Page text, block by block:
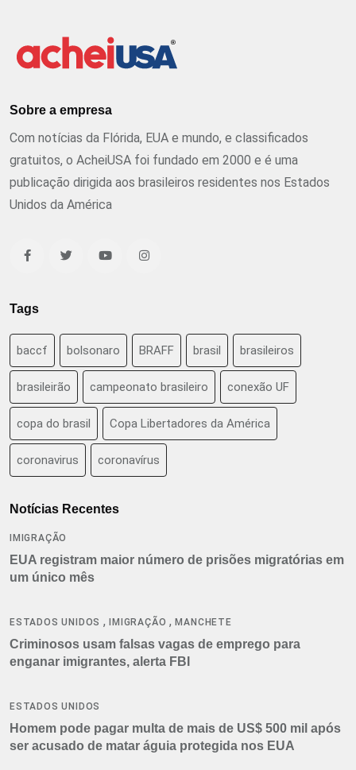
Sobre a empresa
Com notícias da Flórida, EUA e mundo, e classificados
gratuitos, o AcheiUSA foi fundado em 2000 e é uma
publicação dirigida aos brasileiros residentes nos Estados
Unidos da América
Tags
baccf bolsonaro BRAFF brasil brasileiros
brasileirão campeonato brasileiro conexão UF
copa do brasil Copa Libertadores da América
coronavirus coronavírus
Notícias Recentes
IMIGRAÇÃO
EUA registram maior número de prisões migratórias em
um único mês
ESTADOS UNIDOS ,IMIGRAÇÃO ,MANCHETE
Criminosos usam falsas vagas de emprego para
enganar imigrantes, alerta FBI
ESTADOS UNIDOS
Homem pode pagar multa de mais de US$ 500 mil após
ser acusado de matar águia protegida nos EUA